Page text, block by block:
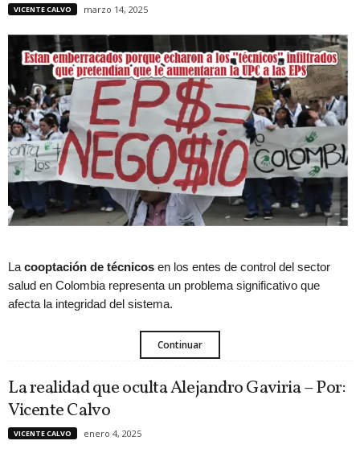
VICENTE CALVO marzo 14, 2025
La cooptación de técnicos en los entes de control del sector
salud en Colombia representa un problema significativo que
afecta la integridad del sistema.
Continuar
La realidad que oculta Alejandro Gaviria – Por:
Vicente Calvo
VICENTE CALVO enero 4, 2025